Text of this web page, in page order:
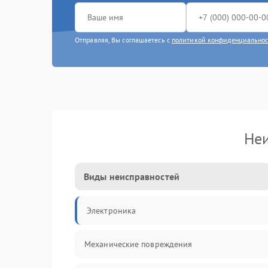
Отправляя, Вы соглашаетесь с политикой
Виды неисправностей
Электроника
Механические повреждения